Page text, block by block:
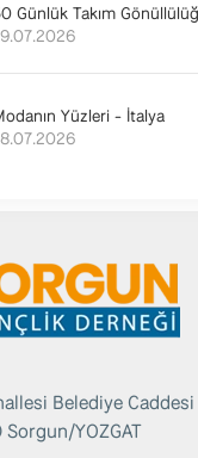
Günlük Takım
Yüzleri - İtalya
Belediye Caddesi
YOZGAT